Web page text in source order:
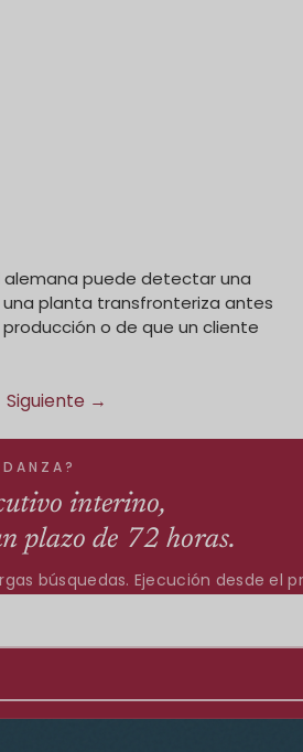
puede detectar una
planta transfronteriza antes
o de que un cliente
Siguiente →
interino,
plazo de 72 horas.
búsquedas. Ejecución desde el